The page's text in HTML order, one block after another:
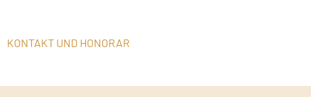
KONTAKT UND HONORAR